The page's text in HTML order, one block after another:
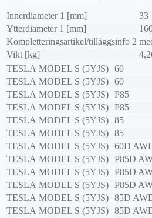
Innerdiameter 1 [mm]
33
Ytterdiameter 1 [mm]
Kompletteringsartikel/tilläggsinfo 2
Vikt [kg]
TESLA MODEL S (5YJS) 60
TESLA MODEL S (5YJS) 60
TESLA MODEL S (5YJS) P85
TESLA MODEL S (5YJS) P85
TESLA MODEL S (5YJS) 85
TESLA MODEL S (5YJS) 85
TESLA MODEL S (5YJS) 60D
TESLA MODEL S (5YJS) P85D
TESLA MODEL S (5YJS) P85D
TESLA MODEL S (5YJS) P85D
TESLA MODEL S (5YJS) 85D
TESLA MODEL S (5YJS) 85D